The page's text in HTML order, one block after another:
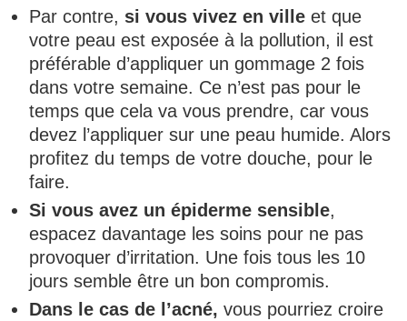
Par contre, si vous vivez en ville et que
votre peau est exposée à la pollution, il est
préférable d’appliquer un gommage 2 fois
dans votre semaine. Ce n’est pas pour le
temps que cela va vous prendre, car vous
devez l’appliquer sur une peau humide. Alors
profitez du temps de votre douche, pour le
faire.
Si vous avez un épiderme sensible,
espacez davantage les soins pour ne pas
provoquer d’irritation. Une fois tous les 10
jours semble être un bon compromis.
Dans le cas de l’acné, vous pourriez croire